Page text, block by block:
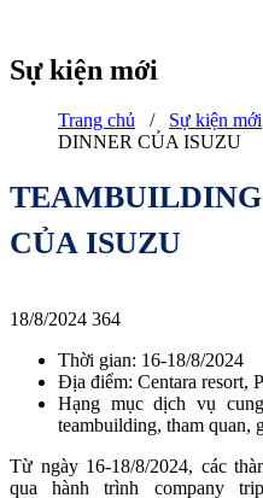
Sự kiện mới
Trang chủ / Sự kiện mới
DINNER CỦA ISUZU
CỦA ISUZU
18/8/2024 364
Thời gian: 16-18/8/2024
Địa điểm: Centara resort,
Hạng mục dịch vụ
teambuilding, tham quan,
Từ ngày 16-18/8/2024, các
qua hành trình company